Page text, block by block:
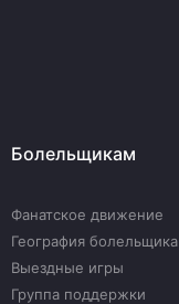
Болельщикам
Фанатское движение
География болельщика
Выездные игры
Группа поддержки